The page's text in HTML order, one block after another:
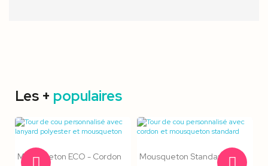
Les + populaires
Mousqueton ECO - Cordon
Mousqueton Standard -